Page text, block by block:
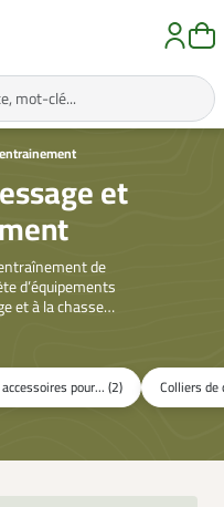
et
de
d’équipements
et à la chasse.
à
met à votre
et faciles
d’arrêt ou
classiques
pour... (2) Colliers de